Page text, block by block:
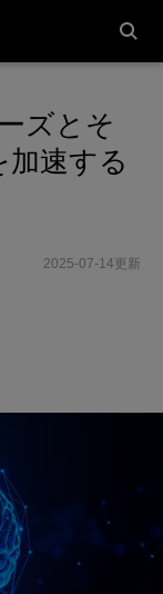
ズとそ
加速する
2025-07-14更新